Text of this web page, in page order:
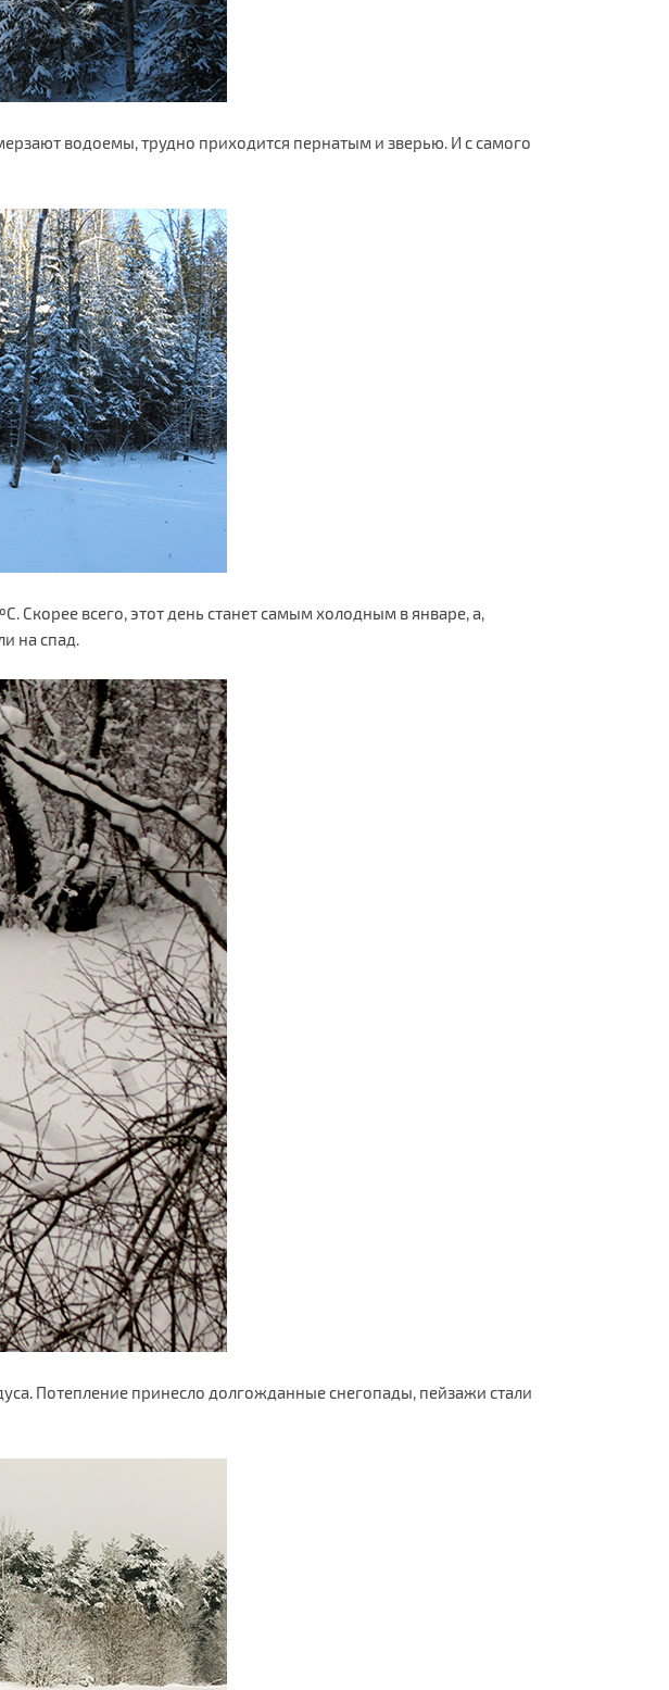
водоемы, трудно приходится пернатым и зверью. И с самого
Скорее всего, этот день станет самым холодным в январе, а,
на спад.
Потепление принесло долгожданные снегопады, пейзажи стали